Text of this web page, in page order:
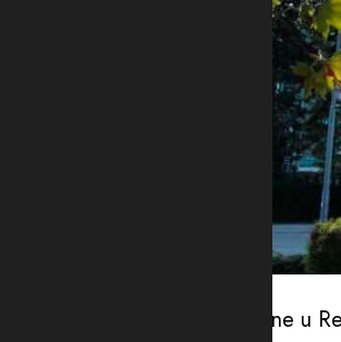
Na dan 18. marta 2025. godine u